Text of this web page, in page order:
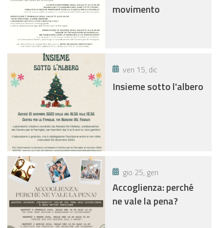
movimento
ven 15, dic
Insieme sotto l'albero
gio 25, gen
Accoglienza: perché
ne vale la pena?